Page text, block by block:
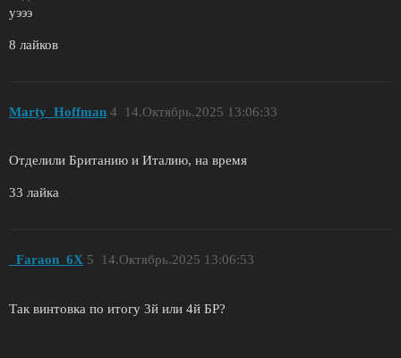
уэээ
8 лайков
Marty_Hoffman 14.Октябрь.2025 13:06:33
4
Отделили Британию и Италию, на время
33 лайка
_Faraon_6X 14.Октябрь.2025 13:06:53
5
Так винтовка по итогу 3й или 4й БР?